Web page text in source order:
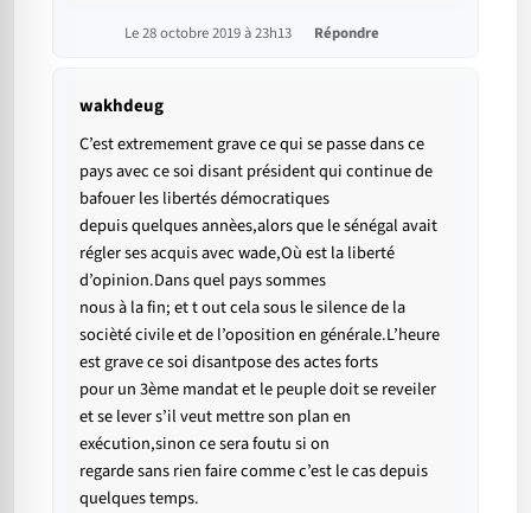
Le 28 octobre 2019 à 23h13 Répondre
wakhdeug
C’est extremement grave ce qui se passe dans ce
pays avec ce soi disant président qui continue de
bafouer les libertés démocratiques
depuis quelques annèes,alors que le sénégal avait
régler ses acquis avec wade,Où est la liberté
d’opinion.Dans quel pays sommes
nous à la fin; et t out cela sous le silence de la
socièté civile et de l’oposition en générale.L’heure
est grave ce soi disantpose des actes forts
pour un 3ème mandat et le peuple doit se reveiler
et se lever s’il veut mettre son plan en
exécution,sinon ce sera foutu si on
regarde sans rien faire comme c’est le cas depuis
quelques temps.